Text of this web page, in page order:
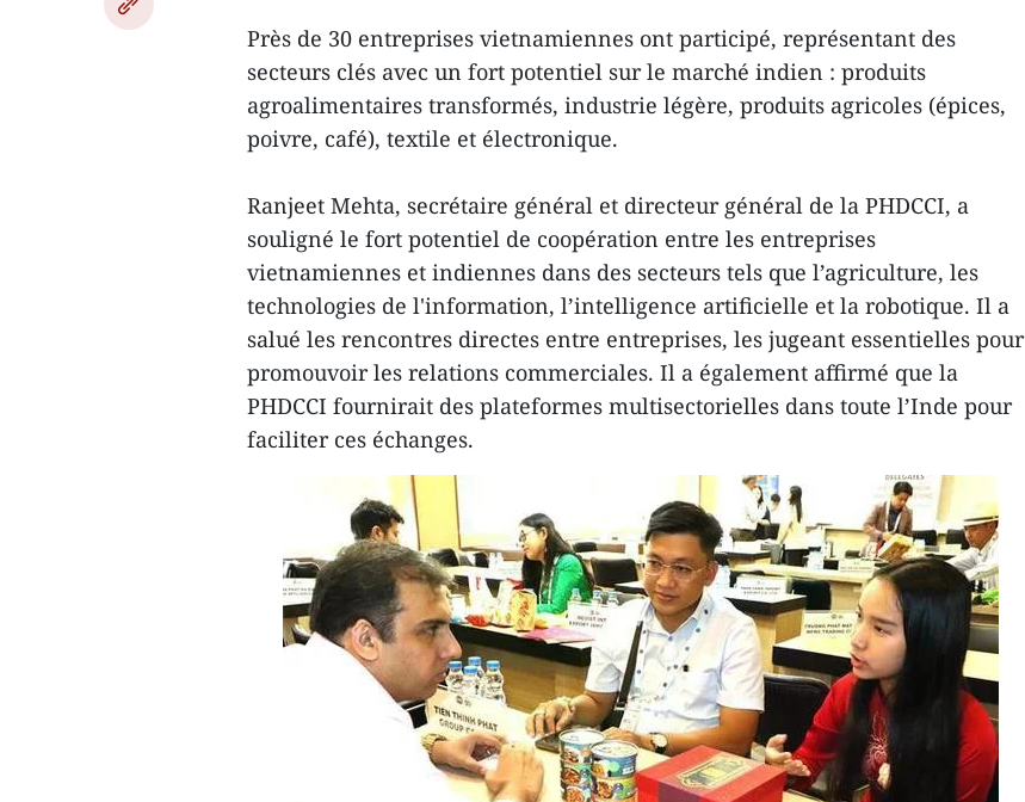
Près de 30 entreprises vietnamiennes ont participé, représentant des
secteurs clés avec un fort potentiel sur le marché indien : produits
agroalimentaires transformés, industrie légère, produits agricoles (épices,
poivre, café), textile et électronique.
Ranjeet Mehta, secrétaire général et directeur général de la PHDCCI, a
souligné le fort potentiel de coopération entre les entreprises
vietnamiennes et indiennes dans des secteurs tels que l’agriculture, les
technologies de l'information, l’intelligence artificielle et la robotique. Il a
salué les rencontres directes entre entreprises, les jugeant essentielles pour
promouvoir les relations commerciales. Il a également affirmé que la
PHDCCI fournirait des plateformes multisectorielles dans toute l’Inde pour
faciliter ces échanges.